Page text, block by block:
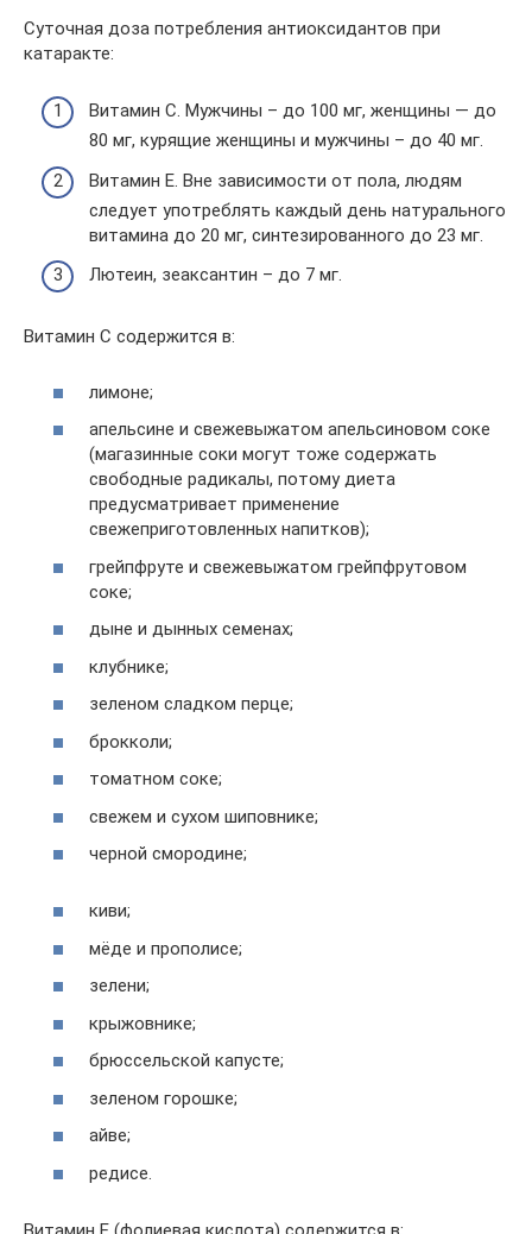
Суточная доза потребления антиоксидантов при
катаракте:
Витамин С. Мужчины – до 100 мг, женщины — до
80 мг, курящие женщины и мужчины – до 40 мг.
Витамин Е. Вне зависимости от пола, людям
следует употреблять каждый день натурального
витамина до 20 мг, синтезированного до 23 мг.
Лютеин, зеаксантин – до 7 мг.
Витамин С содержится в:
лимоне;
апельсине и свежевыжатом апельсиновом соке
(магазинные соки могут тоже содержать
свободные радикалы, потому диета
предусматривает применение
свежеприготовленных напитков);
грейпфруте и свежевыжатом грейпфрутовом
соке;
дыне и дынных семенах;
клубнике;
зеленом сладком перце;
брокколи;
томатном соке;
свежем и сухом шиповнике;
черной смородине;
киви;
мёде и прополисе;
зелени;
крыжовнике;
брюссельской капусте;
зеленом горошке;
айве;
редисе.